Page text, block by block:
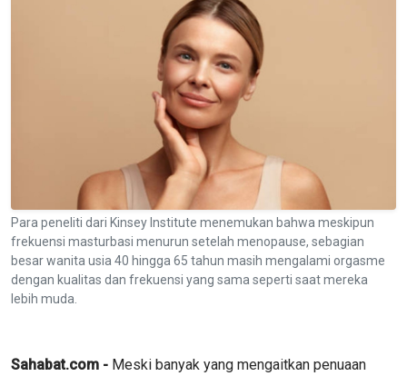
Para peneliti dari Kinsey Institute menemukan bahwa meskipun
frekuensi masturbasi menurun setelah menopause, sebagian
besar wanita usia 40 hingga 65 tahun masih mengalami orgasme
dengan kualitas dan frekuensi yang sama seperti saat mereka
lebih muda.
Sahabat.com - Meski banyak yang mengaitkan penuaan